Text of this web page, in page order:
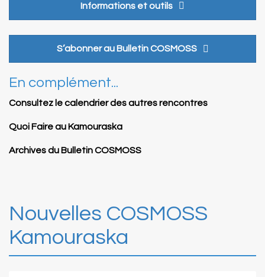
Informations et outils
S’abonner au Bulletin COSMOSS
En complément...
Consultez le calendrier des autres rencontres
Quoi Faire au Kamouraska
Archives du Bulletin COSMOSS
Nouvelles COSMOSS
Kamouraska